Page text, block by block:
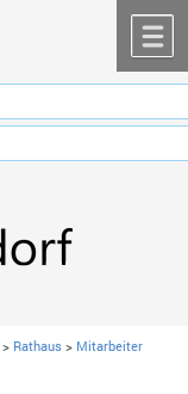
> Rathaus > Mitarbeiter